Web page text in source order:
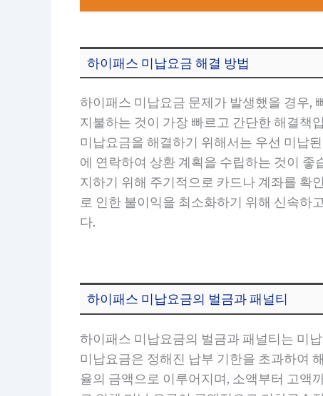
하이패스 미납요금 해결 방법
하이패스 미납요금 문제가 발생했을 경우,
지불하는 것이 가장 빠르고 간단한 해결책
미납요금을 해결하기 위해서는 우선 미납
에 연락하여 상환 계획을 수립하는 것이
지하기 위해 주기적으로 카드나 계좌를 확
로 인한 불이익을 최소화하기 위해 신속하
다.
하이패스 미납요금의 벌금과 패널티
하이패스 미납요금의 벌금과 패널티는 미
미납요금은 정해진 납부 기한을 초과하여
율의 금액으로 이루어지며, 소액부터 고액